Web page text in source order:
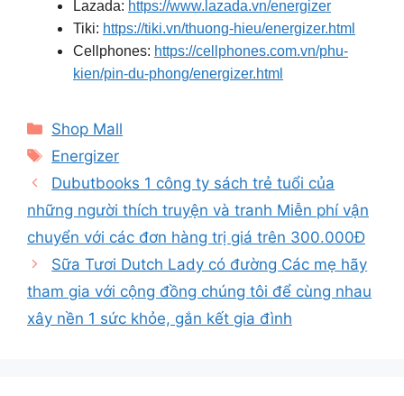
Lazada: https://www.lazada.vn/energizer
Tiki: https://tiki.vn/thuong-hieu/energizer.html
Cellphones: https://cellphones.com.vn/phu-
kien/pin-du-phong/energizer.html
Categories
Shop Mall
Tags
Energizer
Dubutbooks 1 công ty sách trẻ tuổi của
những người thích truyện và tranh Miễn phí vận
chuyển với các đơn hàng trị giá trên 300.000Đ
Sữa Tươi Dutch Lady có đường Các mẹ hãy
tham gia với cộng đồng chúng tôi để cùng nhau
xây nền 1 sức khỏe, gắn kết gia đình